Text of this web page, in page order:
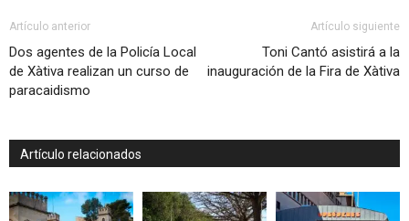
Artículo anterior
Dos agentes de la Policía Local
de Xàtiva realizan un curso de
paracaidismo
Artículo siguiente
Toni Cantó asistirá a la
inauguración de la Fira de Xàtiva
Artículo relacionados